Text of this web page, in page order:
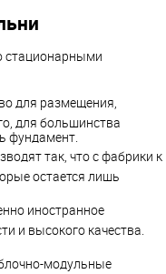
стационарными
для размещения,
для большинства
фундамент.
так, что с фабрики к
остается лишь
иностранное
и высокого качества.
модульные